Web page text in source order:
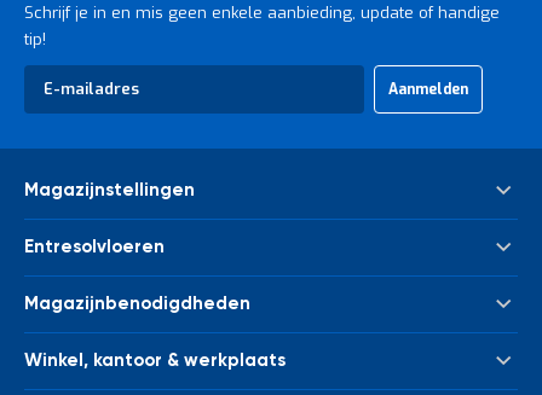
Schrijf je in en mis geen enkele aanbieding, update of handige
tip!
Abonneer
op
Aanmelden
Magazijnstellingen
Link 51 Palletstelling
Houten legbordstelling
Grootvakstelling
Entresolvloeren
Trappen
Magazijnbenodigdheden
Winkel, kantoor & werkplaats